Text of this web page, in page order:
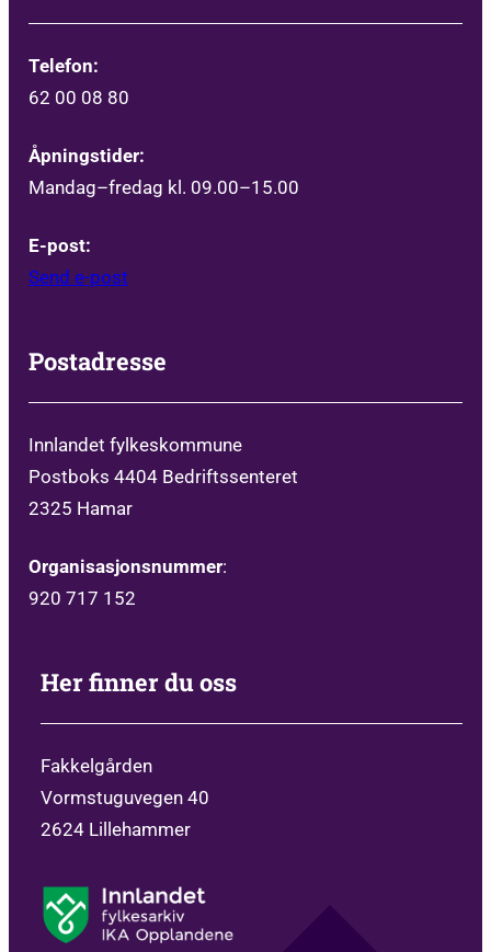
Telefon:
62 00 08 80
Åpningstider:
Mandag–fredag kl. 09.00–15.00
E-post:
Send e-post
Postadresse
Innlandet fylkeskommune
Postboks 4404 Bedriftssenteret
2325 Hamar
Organisasjonsnummer:
920 717 152
Her finner du oss
Fakkelgården
Vormstuguvegen 40
2624 Lillehammer